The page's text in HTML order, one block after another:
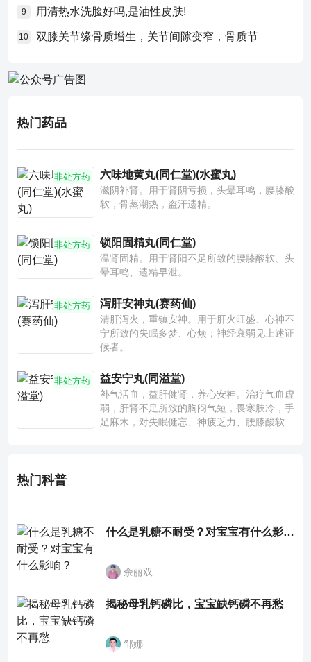
9 用清热水洗脸好吗,是油性皮肤!
10 双膝关节缘骨质增生，关节间隙变窄，骨质节
热门药品
非处方药 六味地黄丸(同仁堂)(水蜜丸)
滋阴补肾。用于肾阴亏损，头晕耳鸣，腰膝酸
软，骨蒸潮热，盗汗遗精。
非处方药 锁阳固精丸(同仁堂)
温肾固精。用于肾阳不足所致的腰膝酸软、头
晕耳鸣、遗精早泄。
非处方药 泻肝安神丸(赛药仙)
清肝泻火，重镇安神。用于肝火旺盛、心神不
宁所致的失眠多梦、心烦；神经衰弱见上述证
候者。
非处方药 益安宁丸(同溢堂)
补气活血，益肝健肾，养心安神。治疗气血虚
弱，肝肾不足所致的胸闷气短，畏寒肢冷，手
足麻木，对失眠健忘、神疲乏力、腰膝酸软也
热门科普
什么是乳糖不耐受？对宝宝有什么影响？
余丽双
揭秘母乳钙磷比，宝宝缺钙磷不再愁
邹娜